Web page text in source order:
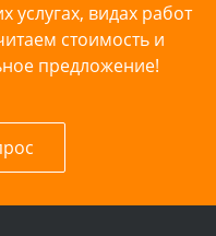
видах работ
стоимость и
предложение!